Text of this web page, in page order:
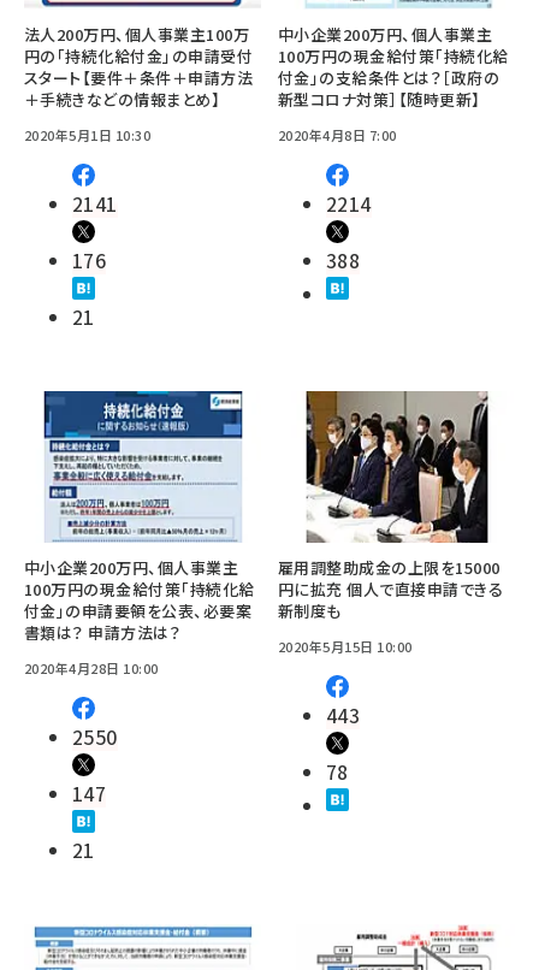
法人200万円、個人事業主100万
円の「持続化給付金」の申請受付
スタート【要件＋条件＋申請方法
＋手続きなどの情報まとめ】
2020年5月1日 10:30
2141
176
21
中小企業200万円、個人事業主
100万円の現金給付策「持続化給
付金」の支給条件とは？［政府の
新型コロナ対策］【随時更新】
2020年4月8日 7:00
2214
388
中小企業200万円、個人事業主
100万円の現金給付策「持続化給
付金」の申請要領を公表、必要案
書類は？ 申請方法は？
2020年4月28日 10:00
2550
147
21
雇用調整助成金の上限を15000
円に拡充 個人で直接申請できる
新制度も
2020年5月15日 10:00
443
78